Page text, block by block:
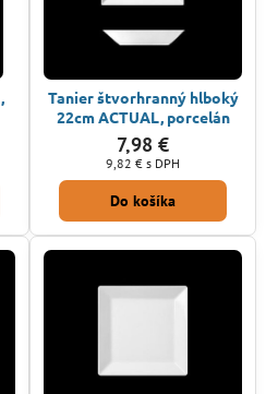
Tanier štvorhranný hlboký
22cm ACTUAL, porcelán
7,98 €
9,82 € s DPH
Do košíka